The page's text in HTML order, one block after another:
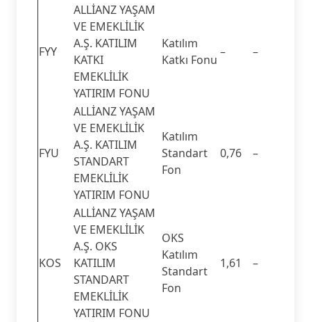
FYY
ALLİANZ YAŞAM
VE EMEKLİLİK
A.Ş. KATILIM
KATKI
EMEKLİLİK
YATIRIM FONU
Katılım
Katkı Fonu
– –
FYU
ALLİANZ YAŞAM
VE EMEKLİLİK
A.Ş. KATILIM
STANDART
EMEKLİLİK
YATIRIM FONU
Katılım
Standart
Fon
0,76 –
KOS
ALLİANZ YAŞAM
VE EMEKLİLİK
A.Ş. OKS
KATILIM
STANDART
EMEKLİLİK
YATIRIM FONU
OKS
Katılım
Standart
Fon
1,61 –